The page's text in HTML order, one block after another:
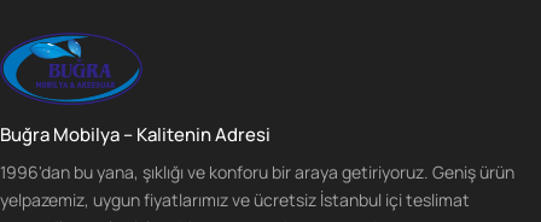
Buğra Mobilya – Kalitenin Adresi
1996'dan bu yana, şıklığı ve konforu bir araya getiriyoruz. Geniş ürün
yelpazemiz, uygun fiyatlarımız ve ücretsiz İstanbul içi teslimat